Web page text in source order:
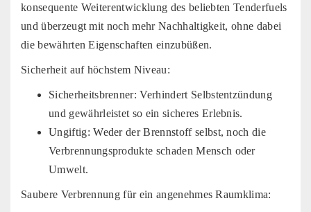
konsequente Weiterentwicklung des beliebten Tenderfuels
und überzeugt mit noch mehr Nachhaltigkeit, ohne dabei
die bewährten Eigenschaften einzubüßen.
Sicherheit auf höchstem Niveau:
Sicherheitsbrenner: Verhindert Selbstentzündung
und gewährleistet so ein sicheres Erlebnis.
Ungiftig: Weder der Brennstoff selbst, noch die
Verbrennungsprodukte schaden Mensch oder
Umwelt.
Saubere Verbrennung für ein angenehmes Raumklima: